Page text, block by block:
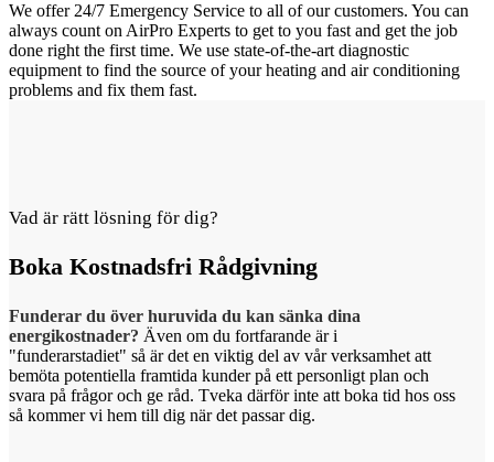
We offer 24/7 Emergency Service to all of our customers. You can
always count on AirPro Experts to get to you fast and get the job
done right the first time. We use state-of-the-art diagnostic
equipment to find the source of your heating and air conditioning
problems and fix them fast.
Vad är rätt lösning för dig?
Boka Kostnadsfri Rådgivning
Funderar du över huruvida du kan sänka dina
energikostnader? Även om du fortfarande är i
"funderarstadiet" så är det en viktig del av vår verksamhet att
bemöta potentiella framtida kunder på ett personligt plan och
svara på frågor och ge råd. Tveka därför inte att boka tid hos oss
så kommer vi hem till dig när det passar dig.